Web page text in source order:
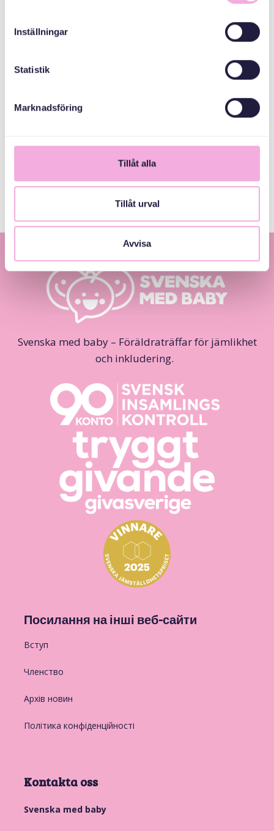
Inställningar
Statistik
Marknadsföring
Tillåt alla
Tillåt urval
Avvisa
Svenska med baby – Föräldraträffar för jämlikhet
och inkludering.
Посилання на інші веб-сайти
Вступ
Членство
Архів новин
Політика конфіденційності
Kontakta oss
Svenska med baby